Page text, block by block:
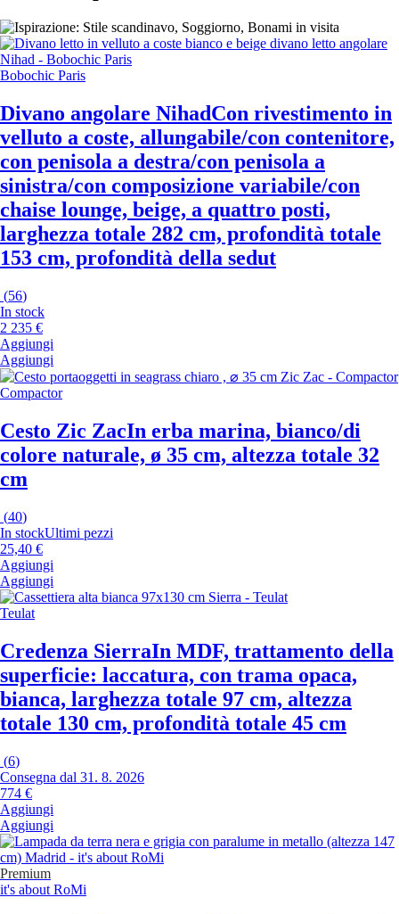
Bobochic Paris
Divano angolare NihadCon rivestimento in
velluto a coste, allungabile/con contenitore,
con penisola a destra/con penisola a
sinistra/con composizione variabile/con
chaise lounge, beige, a quattro posti,
larghezza totale 282 cm, profondità totale
153 cm, profondità della sedut
(56)
In stock
2 235 €
Aggiungi
Aggiungi
Compactor
Cesto Zic ZacIn erba marina, bianco/di
colore naturale, ø 35 cm, altezza totale 32
cm
(40)
In stockUltimi pezzi
25,40 €
Aggiungi
Aggiungi
Teulat
Credenza SierraIn MDF, trattamento della
superficie: laccatura, con trama opaca,
bianca, larghezza totale 97 cm, altezza
totale 130 cm, profondità totale 45 cm
(6)
Consegna dal 31. 8. 2026
774 €
Aggiungi
Aggiungi
Premium
it's about RoMi